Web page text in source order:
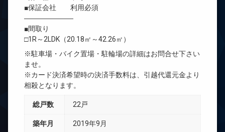
■保証会社 利用必須
―――――――
■間取り
□1R～2LDK（20.18㎡～42.26㎡）
※駐車場・バイク置場・駐輪場の詳細はお問合せ下さい
ませ。
※カード決済希望時の決済手数料は、引越代還元金より
相殺となります。
総戸数 22戸
築年月 2019年9月